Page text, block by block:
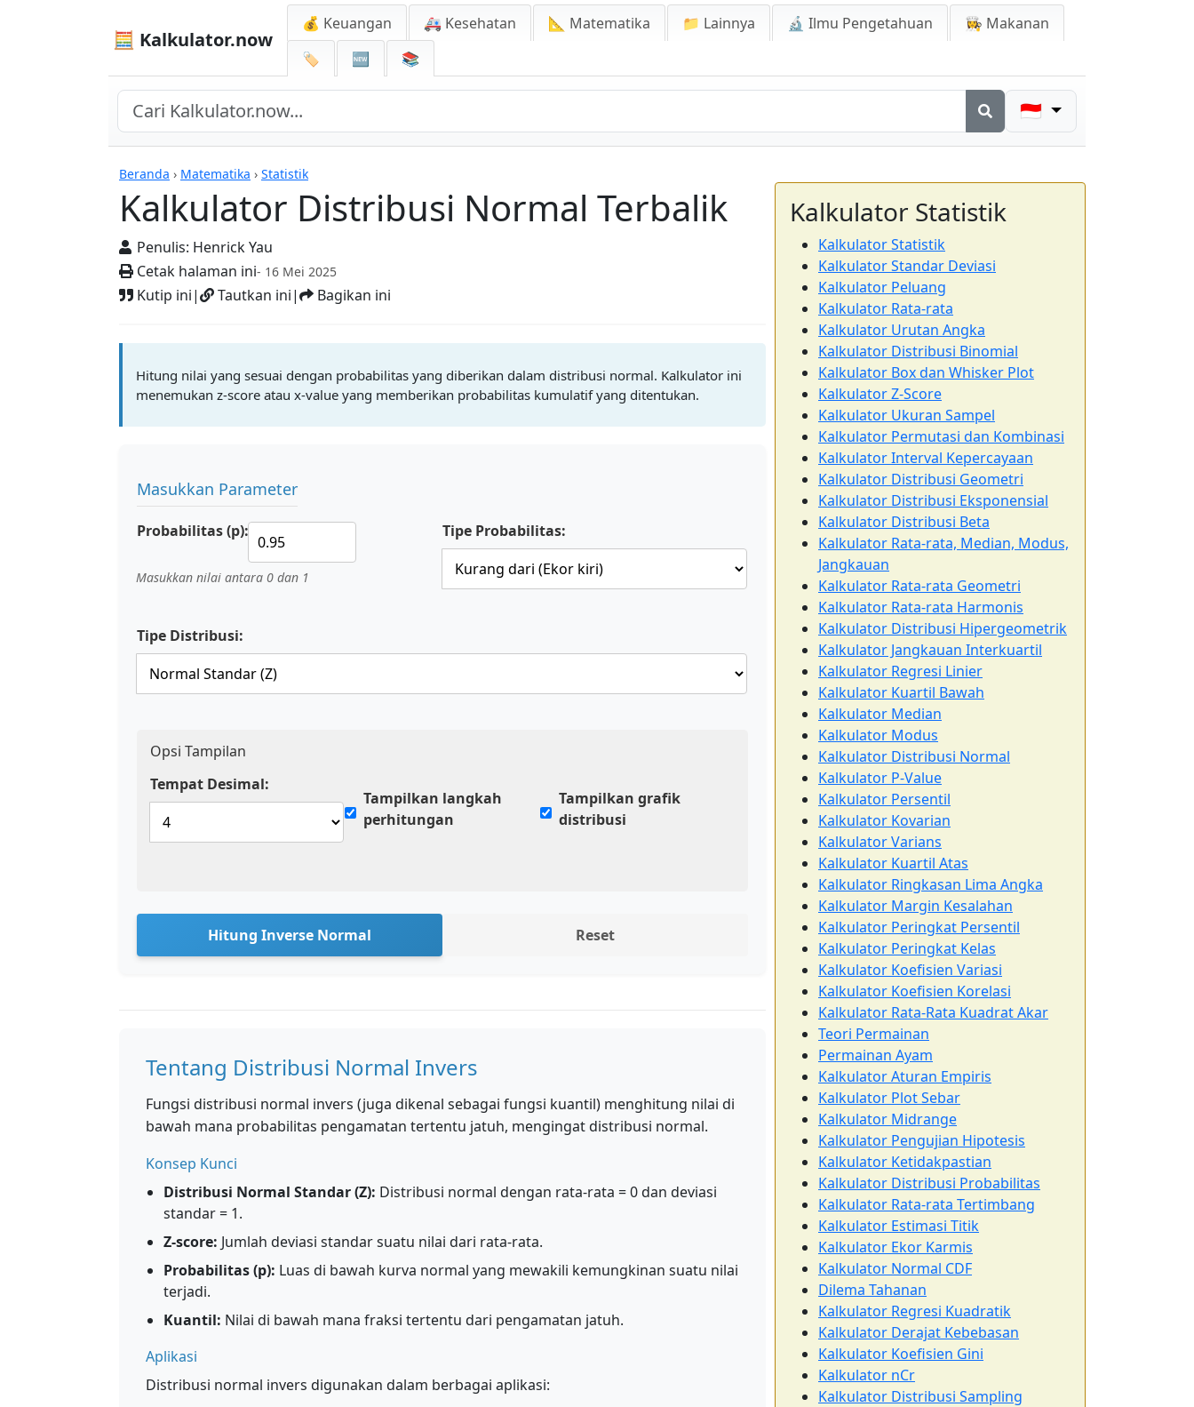
🧮 Kalkulator.now
💰 Keuangan 🚑 Kesehatan 📐 Matematika 📁 Lainnya 🔬 Ilmu Pengetahuan
👩‍🍳 Makanan
🏷️
🆕 📚
🇮🇩
Beranda › Matematika › Statistik
Kalkulator Distribusi Normal Terbalik
Penulis: Henrick Yau
Cetak halaman ini- 16 Mei 2025
Kutip ini| Tautkan ini| Bagikan ini
Kalkulator-kalkulator
Hitung nilai yang sesuai dengan probabilitas yang diberikan dalam distribusi normal. Kalkulator ini
menemukan z-score atau x-value yang memberikan probabilitas kumulatif yang ditentukan.
Masukkan Parameter
Probabilitas (p):
Masukkan nilai antara 0 dan 1
Tipe Probabilitas:
Tipe Distribusi:
Opsi Tampilan
Tempat Desimal:
Tampilkan langkah
perhitungan
Tampilkan grafik
distribusi
Hitung Inverse Normal Reset
Tentang Distribusi Normal Invers
Fungsi distribusi normal invers (juga dikenal sebagai fungsi kuantil) menghitung nilai di
bawah mana probabilitas pengamatan tertentu jatuh, mengingat distribusi normal.
Konsep Kunci
Distribusi Normal Standar (Z): Distribusi normal dengan rata-rata = 0 dan deviasi
standar = 1.
Z-score: Jumlah deviasi standar suatu nilai dari rata-rata.
Probabilitas (p): Luas di bawah kurva normal yang mewakili kemungkinan suatu nilai
terjadi.
Kuantil: Nilai di bawah mana fraksi tertentu dari pengamatan jatuh.
Aplikasi
Distribusi normal invers digunakan dalam berbagai aplikasi:
Kalkulator Statistik
Kalkulator Statistik
Kalkulator Standar Deviasi
Kalkulator Peluang
Kalkulator Rata-rata
Kalkulator Urutan Angka
Kalkulator Distribusi Binomial
Kalkulator Box dan Whisker Plot
Kalkulator Z-Score
Kalkulator Ukuran Sampel
Kalkulator Permutasi dan Kombinasi
Kalkulator Interval Kepercayaan
Kalkulator Distribusi Geometri
Kalkulator Distribusi Eksponensial
Kalkulator Distribusi Beta
Kalkulator Rata-rata, Median, Modus,
Jangkauan
Kalkulator Rata-rata Geometri
Kalkulator Rata-rata Harmonis
Kalkulator Distribusi Hipergeometrik
Kalkulator Jangkauan Interkuartil
Kalkulator Regresi Linier
Kalkulator Kuartil Bawah
Kalkulator Median
Kalkulator Modus
Kalkulator Distribusi Normal
Kalkulator P-Value
Kalkulator Persentil
Kalkulator Kovarian
Kalkulator Varians
Kalkulator Kuartil Atas
Kalkulator Ringkasan Lima Angka
Kalkulator Margin Kesalahan
Kalkulator Peringkat Persentil
Kalkulator Peringkat Kelas
Kalkulator Koefisien Variasi
Kalkulator Koefisien Korelasi
Kalkulator Rata-Rata Kuadrat Akar
Teori Permainan
Permainan Ayam
Kalkulator Aturan Empiris
Kalkulator Plot Sebar
Kalkulator Midrange
Kalkulator Pengujian Hipotesis
Kalkulator Ketidakpastian
Kalkulator Distribusi Probabilitas
Kalkulator Rata-rata Tertimbang
Kalkulator Estimasi Titik
Kalkulator Ekor Karmis
Kalkulator Normal CDF
Dilema Tahanan
Kalkulator Regresi Kuadratik
Kalkulator Derajat Kebebasan
Kalkulator Koefisien Gini
Kalkulator nCr
Kalkulator Distribusi Sampling